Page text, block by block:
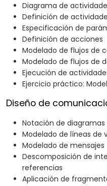
Diagrama de
Definición de
Especificación de
Definición de acciones
Modelado de flujos de
Modelado de flujos de
Ejecución de
Ejercicio práctico:
Diseño de
Notación de
Modelado de líneas de
Modelado de mensajes
Descomposición de
referencias
Aplicación de